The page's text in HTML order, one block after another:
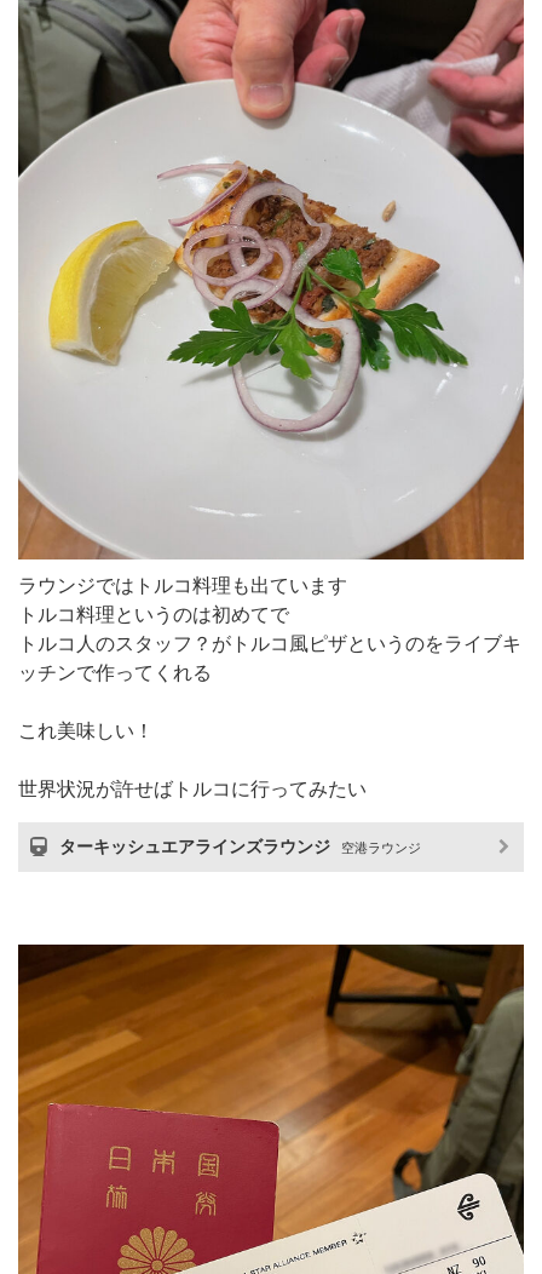
ラウンジではトルコ料理も出ています
トルコ料理というのは初めてで
トルコ人のスタッフ？がトルコ風ピザというのをライブキ
ッチンで作ってくれる
これ美味しい！
世界状況が許せばトルコに行ってみたい
ターキッシュエアラインズラウンジ 空港ラウンジ